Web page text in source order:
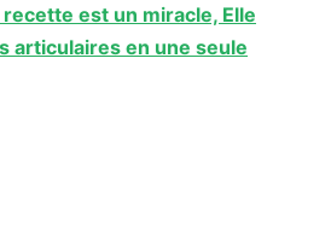
est un miracle, Elle
articulaires en une seule